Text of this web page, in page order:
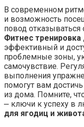
В современном
и возможность
повод отказываться
Фитнес
эффективный и
проблемные зоны,
самочувствие.
выполнения
помогут вам
из дома. Помните,
⎼ ключи к успеху в
для ягодиц и